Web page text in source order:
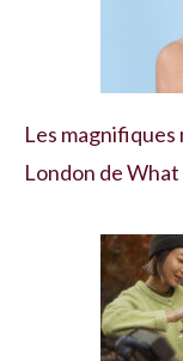
Les magnifiques
London de